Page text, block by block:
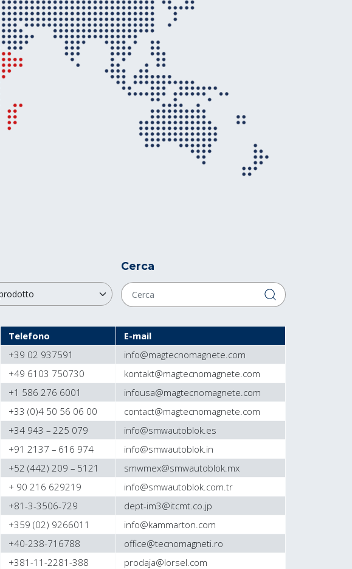
Cerca
Telefono
E-mail
+39 02 937591
info@magtecnomagnete.com
+49 6103 750730
kontakt@magtecnomagnete.com
+1 586 276 6001
infousa@magtecnomagnete.com
+33 (0)4 50 56 06 00
contact@magtecnomagnete.com
+34 943 – 225 079
info@smwautoblok.es
+91 2137 – 616 974
info@smwautoblok.in
+52 (442) 209 – 5121
smwmex@smwautoblok.mx
+ 90 216 629219
info@smwautoblok.com.tr
+81-3-3506-729
dept-im3@itcmt.co.jp
+359 (02) 9266011
info@kammarton.com
+40-238-716788
office@tecnomagneti.ro
+381-11-2281-388
prodaja@lorsel.com